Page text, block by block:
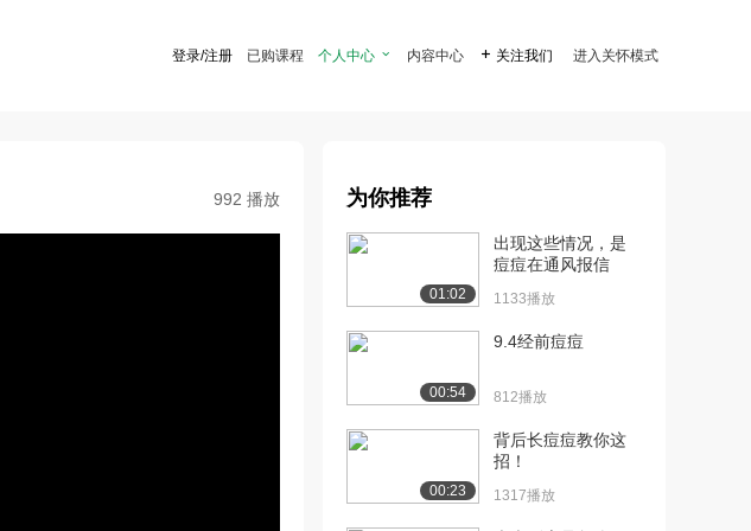
登录/注册 已购课程 个人中心  内容中心  关注我们 进入关怀模式
992 播放 为你推荐
01:02
出现这些情况，是
痘痘在通风报信
1133播放
00:54
9.4经前痘痘
812播放
00:23
背后长痘痘教你这
招！
1317播放